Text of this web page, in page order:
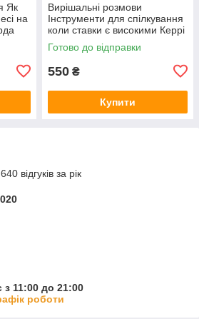
Як
на
Вирішальні розмови
Інструменти для спілкування
коли ставки є високими Керрі
Паттерсон Джозеф Ґренні
(Vivat, тверда обкладинка)
Готово до відправки
550 ₴
Купити
відгуків за рік
з 11:00 до 21:00
роботи